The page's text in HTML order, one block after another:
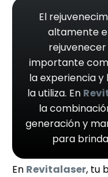
El
altamente
importante
la experiencia
la utiliza. En
la
generación y
para
En Revitalaser, tu